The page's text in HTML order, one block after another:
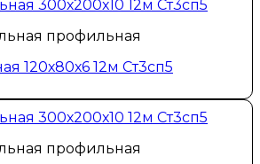
профильная
120х80х6 12м Ст3сп5
профильная